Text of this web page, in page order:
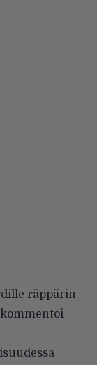
räppärin